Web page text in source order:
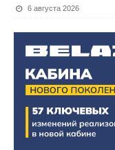
6 августа 2026